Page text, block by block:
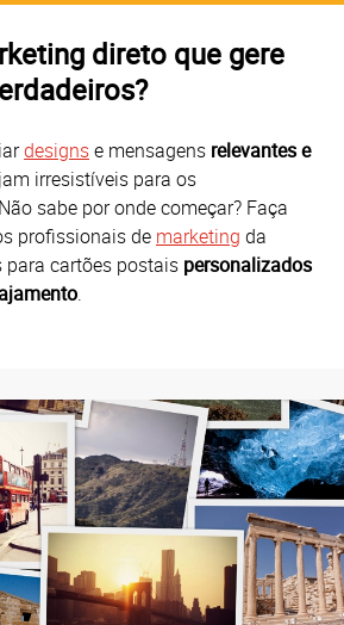
direto que gere
designse mensagens relevantes e
irresistíveis para os
sabe por onde começar? Faça
profissionais de marketing da
para cartões postais personalizados
.